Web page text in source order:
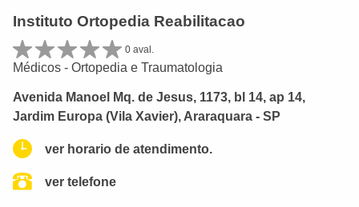
Instituto Ortopedia Reabilitacao
0 aval.
Médicos - Ortopedia e Traumatologia
Avenida Manoel Mq. de Jesus, 1173, bl 14, ap 14,
Jardim Europa (Vila Xavier), Araraquara - SP
ver horario de atendimento.
ver telefone